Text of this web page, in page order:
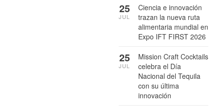
Ciencia e innovación
trazan la nueva ruta
alimentaria mundial en
Expo IFT FIRST 2026
25
JUL
Mission Craft Cocktails
celebra el Día
Nacional del Tequila
con su última
innovación
25
JUL